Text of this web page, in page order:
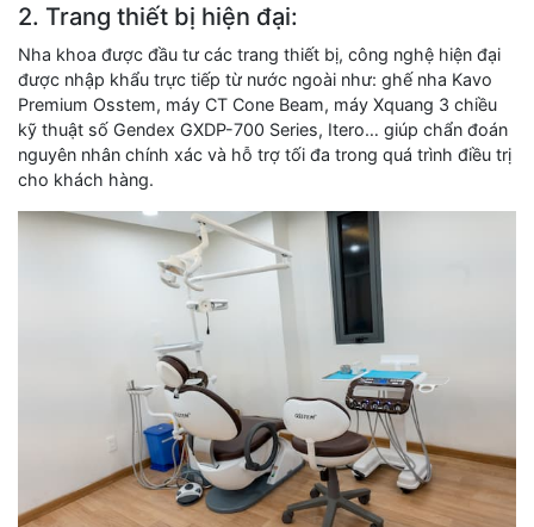
2. Trang thiết bị hiện đại:
Nha khoa được đầu tư các trang thiết bị, công nghệ hiện đại
được nhập khẩu trực tiếp từ nước ngoài như: ghế nha Kavo
Premium Osstem, máy CT Cone Beam, máy Xquang 3 chiều
kỹ thuật số Gendex GXDP-700 Series, Itero… giúp chẩn đoán
nguyên nhân chính xác và hỗ trợ tối đa trong quá trình điều trị
cho khách hàng.